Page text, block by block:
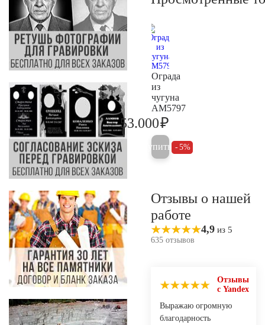
Ограда
из
чугуна
AM5797
53.000₽
Купить 5%
Отзывы о нашей
работе
4,9 из 5
635 отзывов
Отзывы
с Yandex
Выражаю огромную
благодарность